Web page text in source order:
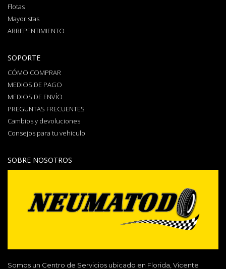
Flotas
Mayoristas
ARREPENTIMIENTO
SOPORTE
CÓMO COMPRAR
MEDIOS DE PAGO
MEDIOS DE ENVÍO
PREGUNTAS FRECUENTES
Cambios y devoluciones
Consejos para tu vehiculo
SOBRE NOSOTROS
Somos un Centro de Servicios ubicado en Florida, Vicente